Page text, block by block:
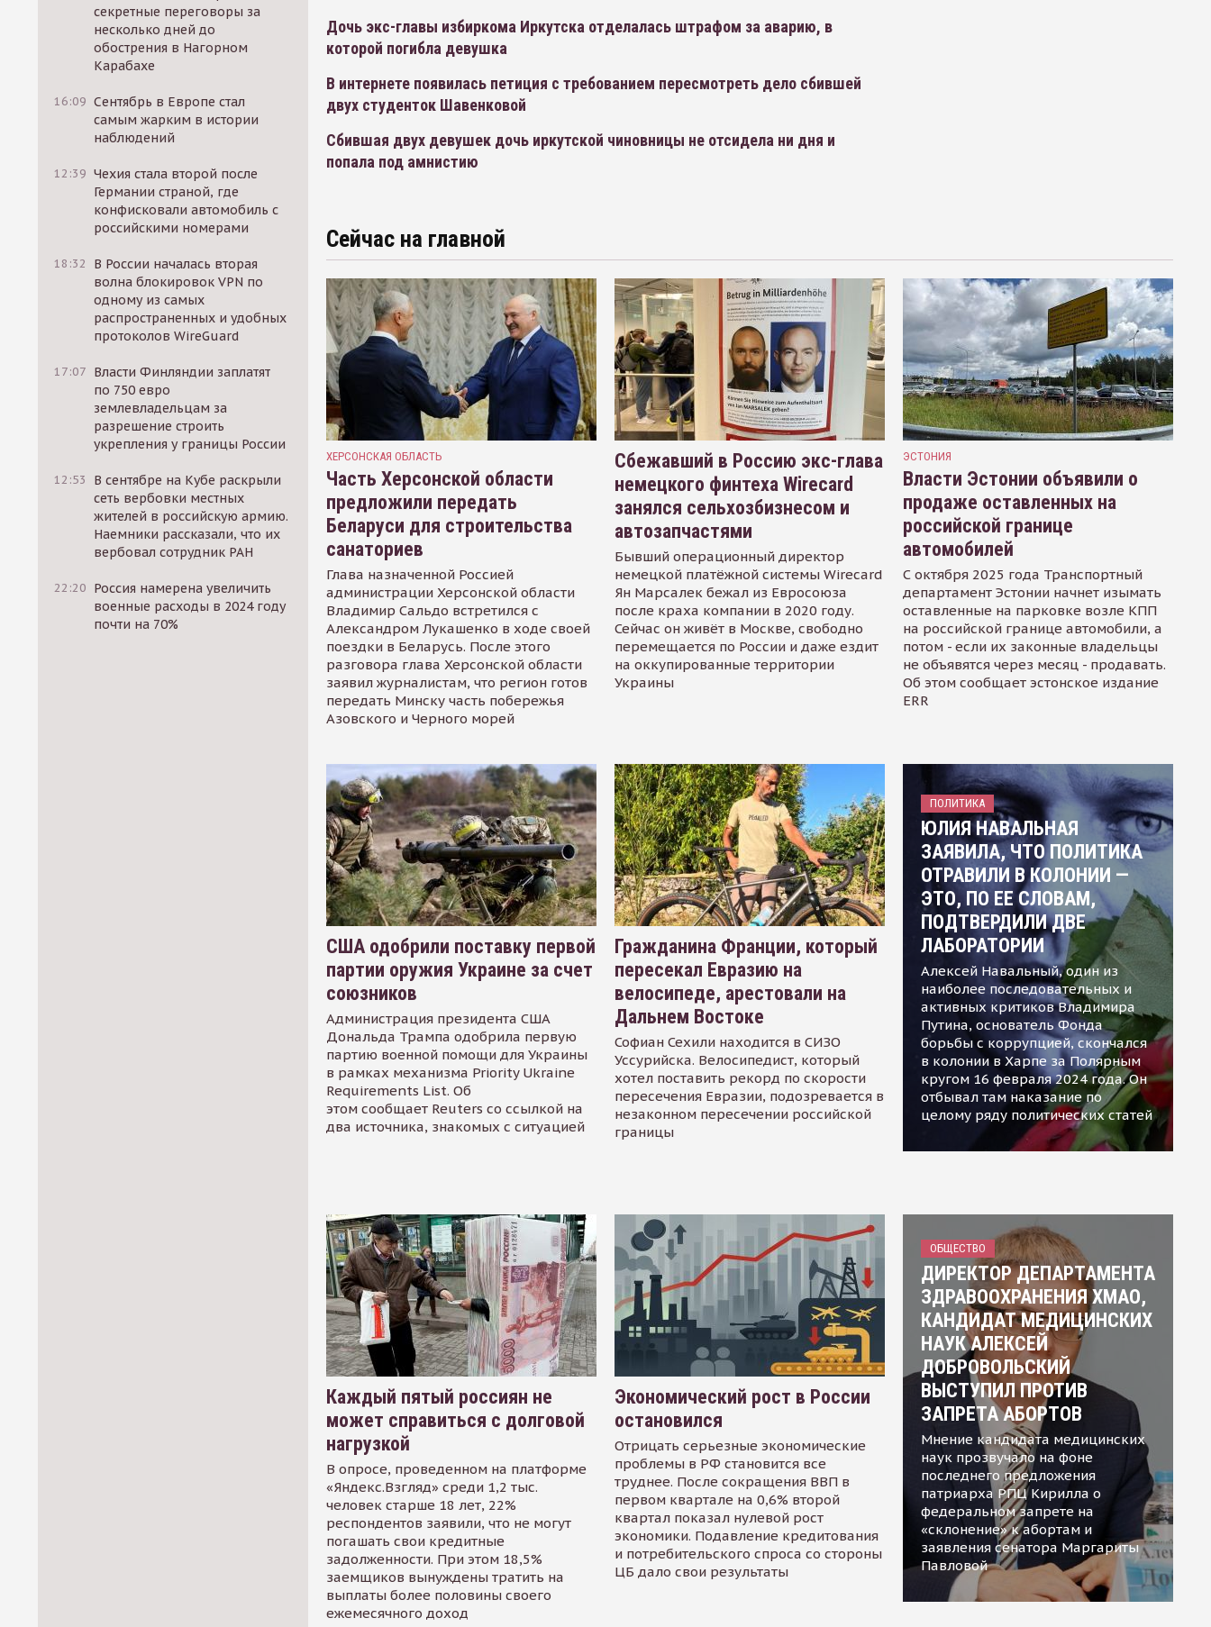
секретные переговоры за
несколько дней до
обострения в Нагорном
Карабахе
16:09 Сентябрь в Европе стал
самым жарким в истории
наблюдений
12:39 Чехия стала второй после
Германии страной, где
конфисковали автомобиль с
российскими номерами
18:32
В России началась вторая
волна блокировок VPN по
одному из самых
распространенных и удобных
протоколов WireGuard
17:07 Власти Финляндии заплатят
по 750 евро
землевладельцам за
разрешение строить
укрепления у границы России
12:53
В сентябре на Кубе раскрыли
сеть вербовки местных
жителей в российскую армию.
Наемники рассказали, что их
вербовал сотрудник РАН
22:20 Россия намерена увеличить
военные расходы в 2024 году
почти на 70%
Дочь экс-главы избиркома Иркутска отделалась штрафом за аварию, в
которой погибла девушка
В интернете появилась петиция с требованием пересмотреть дело сбившей
двух студенток Шавенковой
Сбившая двух девушек дочь иркутской чиновницы не отсидела ни дня и
попала под амнистию
Сейчас на главной
ХЕРСОНСКАЯ ОБЛАСТЬ
Часть Херсонской области
предложили передать
Беларуси для строительства
санаториев
Глава назначенной Россией
администрации Херсонской области
Владимир Сальдо встретился с
Александром Лукашенко в ходе своей
поездки в Беларусь. После этого
разговора глава Херсонской области
заявил журналистам, что регион готов
передать Минску часть побережья
Азовского и Черного морей
Сбежавший в Россию экс-глава
немецкого финтеха Wirecard
занялся сельхозбизнесом и
автозапчастями
Бывший операционный директор
немецкой платёжной системы Wirecard
Ян Марсалек бежал из Евросоюза
после краха компании в 2020 году.
Сейчас он живёт в Москве, свободно
перемещается по России и даже ездит
на оккупированные территории
Украины
ЭСТОНИЯ
Власти Эстонии объявили о
продаже оставленных на
российской границе
автомобилей
С октября 2025 года Транспортный
департамент Эстонии начнет изымать
оставленные на парковке возле КПП
на российской границе автомобили, а
потом - если их законные владельцы
не объявятся через месяц - продавать.
Об этом сообщает эстонское издание
ERR
США одобрили поставку первой
партии оружия Украине за счет
союзников
Администрация президента США
Дональда Трампа одобрила первую
партию военной помощи для Украины
в рамках механизма Priority Ukraine
Requirements List. Об
этом сообщает Reuters со ссылкой на
два источника, знакомых с ситуацией
Гражданина Франции, который
пересекал Евразию на
велосипеде, арестовали на
Дальнем Востоке
Софиан Сехили находится в СИЗО
Уссурийска. Велосипедист, который
хотел поставить рекорд по скорости
пересечения Евразии, подозревается в
незаконном пересечении российской
границы
ПОЛИТИКА
ЮЛИЯ НАВАЛЬНАЯ
ЗАЯВИЛА, ЧТО ПОЛИТИКА
ОТРАВИЛИ В КОЛОНИИ —
ЭТО, ПО ЕЕ СЛОВАМ,
ПОДТВЕРДИЛИ ДВЕ
ЛАБОРАТОРИИ
Алексей Навальный, один из
наиболее последовательных и
активных критиков Владимира
Путина, основатель Фонда
борьбы с коррупцией, скончался
в колонии в Харпе за Полярным
кругом 16 февраля 2024 года. Он
отбывал там наказание по
целому ряду политических статей
Каждый пятый россиян не
может справиться с долговой
нагрузкой
В опросе, проведенном на платформе
«Яндекс.Взгляд» среди 1,2 тыс.
человек старше 18 лет, 22%
респондентов заявили, что не могут
погашать свои кредитные
задолженности. При этом 18,5%
заемщиков вынуждены тратить на
выплаты более половины своего
ежемесячного доход
Экономический рост в России
остановился
Отрицать серьезные экономические
проблемы в РФ становится все
труднее. После сокращения ВВП в
первом квартале на 0,6% второй
квартал показал нулевой рост
экономики. Подавление кредитования
и потребительского спроса со стороны
ЦБ дало свои результаты
ОБЩЕСТВО
ДИРЕКТОР ДЕПАРТАМЕНТА
ЗДРАВООХРАНЕНИЯ ХМАО,
КАНДИДАТ МЕДИЦИНСКИХ
НАУК АЛЕКСЕЙ
ДОБРОВОЛЬСКИЙ
ВЫСТУПИЛ ПРОТИВ
ЗАПРЕТА АБОРТОВ
Мнение кандидата медицинских
наук прозвучало на фоне
последнего предложения
патриарха РПЦ Кирилла о
федеральном запрете на
«склонение» к абортам и
заявления сенатора Маргариты
Павловой